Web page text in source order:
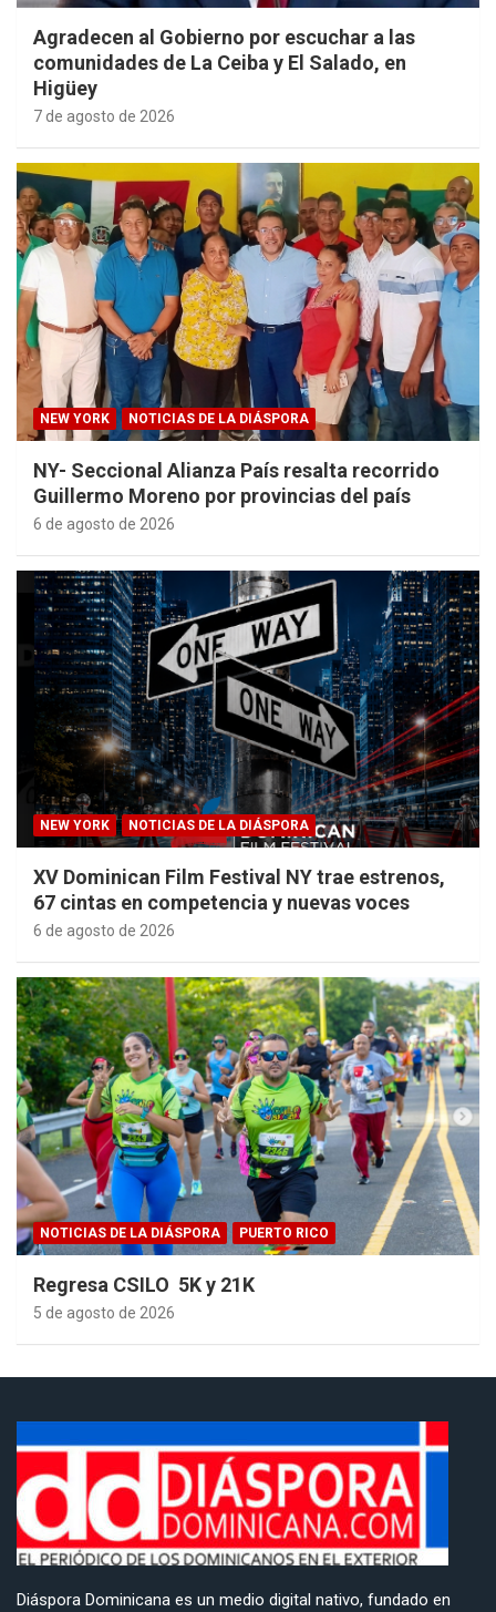
Agradecen al Gobierno por escuchar a las
comunidades de La Ceiba y El Salado, en
Higüey
7 de agosto de 2026
NEW YORK NOTICIAS DE LA DIÁSPORA
NY- Seccional Alianza País resalta recorrido
Guillermo Moreno por provincias del país
6 de agosto de 2026
NEW YORK NOTICIAS DE LA DIÁSPORA
XV Dominican Film Festival NY trae estrenos,
67 cintas en competencia y nuevas voces
6 de agosto de 2026
NOTICIAS DE LA DIÁSPORA PUERTO RICO
Regresa CSILO 5K y 21K
5 de agosto de 2026
Diáspora Dominicana es un medio digital nativo, fundado en